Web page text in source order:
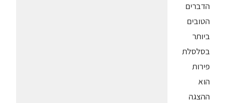
הדברים
הטובים
ביותר
בסלסלת
פירות
הוא
ההצגה